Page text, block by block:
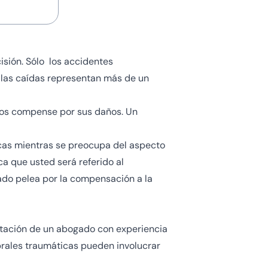
Sólo los accidentes
caídas representan más de un
compense por sus daños. Un
mientras se preocupa del aspecto
que usted será referido al
pelea por la compensación a la
de un abogado con experiencia
traumáticas pueden involucrar